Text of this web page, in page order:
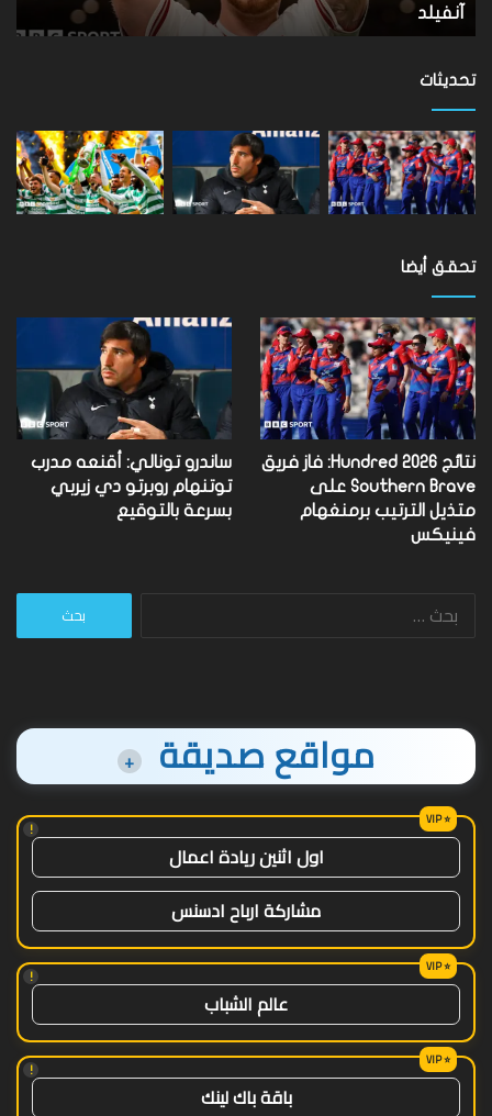
الترتيب
برمنغهام
الترتيب برمنغهام فينيكس
تحديثات
تحقق أيضا
نتائج Hundred 2026: فاز فريق
Southern Brave على
متذيل الترتيب برمنغهام
فينيكس
ساندرو تونالي: أقنعه مدرب
توتنهام روبرتو دي زيربي
بسرعة بالتوقيع
البحث
مواقع صديقة +
!
اول اثنين ريادة اعمال
مشاركة ارباح ادسنس
!
عالم الشباب
!
باقة باك لينك